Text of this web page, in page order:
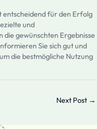
entscheidend für den Erfolg
und
gewünschten Ergebnisse
Sie sich gut und
die bestmögliche Nutzung
Next Post →